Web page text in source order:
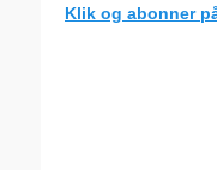
Klik og abonner